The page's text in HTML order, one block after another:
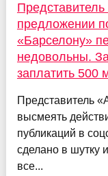
предложении
«Барселону»
недовольны.
заплатить 500
Представитель
высмеять
публикаций в
сделано в шутку
все...